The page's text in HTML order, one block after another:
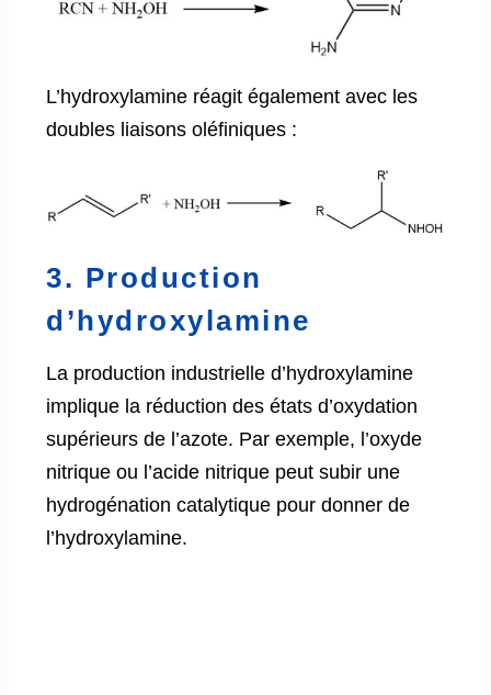
L’hydroxylamine réagit également avec les
doubles liaisons oléfiniques :
3. Production
d’hydroxylamine
La production industrielle d’hydroxylamine
implique la réduction des états d’oxydation
supérieurs de l’azote. Par exemple, l’oxyde
nitrique ou l’acide nitrique peut subir une
hydrogénation catalytique pour donner de
l’hydroxylamine.